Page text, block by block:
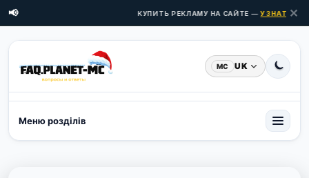
📢 КУПИТЬ РЕКЛАМУ НА САЙТЕ —УЗНАТЬ ✕
MC UK
Меню розділів